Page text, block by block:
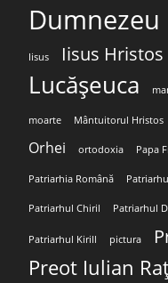
Dumnezeu
Iisus Iisus Hristos
Lucășeuca
moarte Mântuitorul Hristos
Orhei ortodoxia Papa
Patriarhia Română
Patriarhul Chiril Patriarhul
Patriarhul Kirill pictura
Preot Iulian